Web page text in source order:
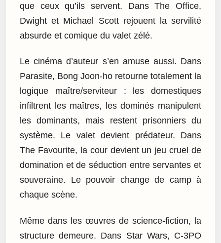
que ceux qu’ils servent. Dans The Office,
Dwight et Michael Scott rejouent la servilité
absurde et comique du valet zélé.
Le cinéma d’auteur s’en amuse aussi. Dans
Parasite, Bong Joon-ho retourne totalement la
logique maître/serviteur : les domestiques
infiltrent les maîtres, les dominés manipulent
les dominants, mais restent prisonniers du
système. Le valet devient prédateur. Dans
The Favourite, la cour devient un jeu cruel de
domination et de séduction entre servantes et
souveraine. Le pouvoir change de camp à
chaque scène.
Même dans les œuvres de science-fiction, la
structure demeure. Dans Star Wars, C-3PO